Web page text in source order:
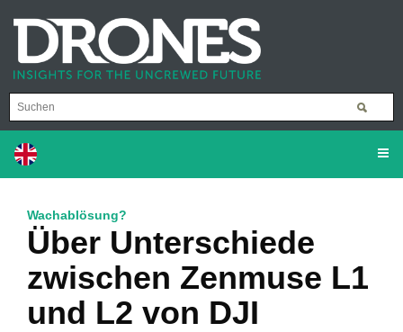
Wachablösung?
Über Unterschiede
zwischen Zenmuse L1
und L2 von DJI